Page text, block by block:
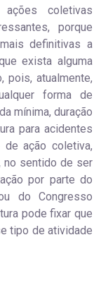
coletivas
porque
definitivas a
exista alguma
pois, atualmente,
forma de
mínima, duração
para acidentes
ação coletiva,
no sentido de ser
por parte do
do Congresso
pode fixar que
tipo de atividade